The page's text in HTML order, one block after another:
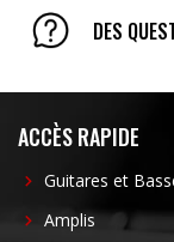
DES
ACCÈS RAPIDE
Guitares et
Amplis